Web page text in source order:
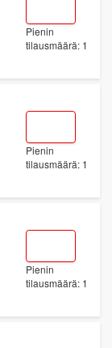
Pienin
tilausmäärä: 1
Pienin
tilausmäärä: 1
Pienin
tilausmäärä: 1